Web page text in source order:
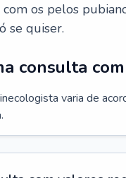
os pelos
se quiser.
consulta
varia de